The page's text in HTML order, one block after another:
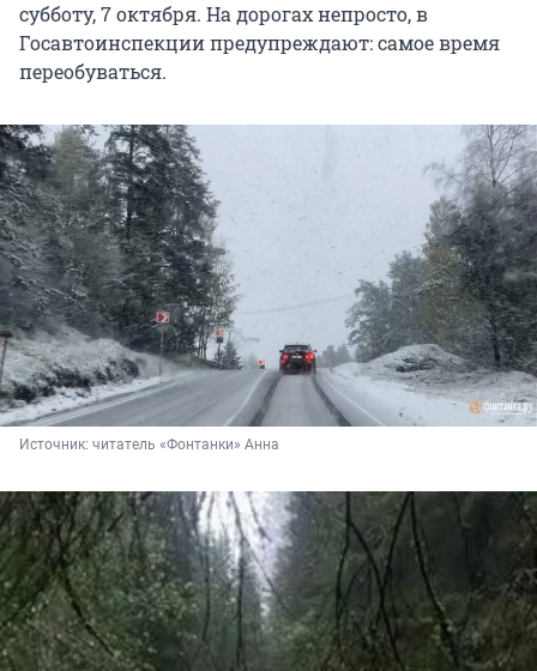
субботу, 7 октября. На дорогах непросто, в
Госавтоинспекции предупреждают: самое время
переобуваться.
Источник: читатель «Фонтанки» Анна